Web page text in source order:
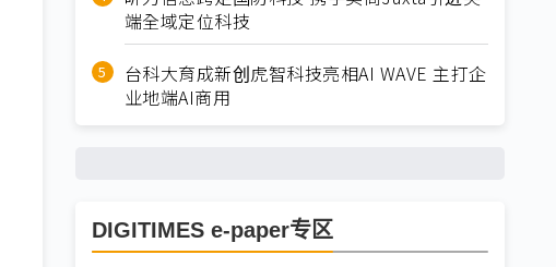
端全域定位科技
台科大育成新创虎智科技亮相AI WAVE 主打企
业地端AI商用
DIGITIMES e-paper专区